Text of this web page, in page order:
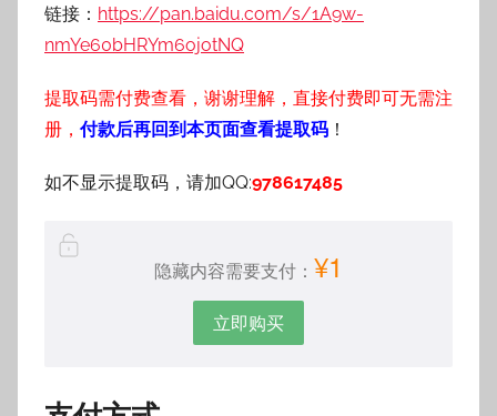
链接： https://pan.baidu.com/s/1A9w-
nmYe60bHRYm6ojotNQ
提取码需付费查看，谢谢理解，直接付费即可无需注
册， 付款后再回到本页面查看提取码 ！
如不显示提取码，请加QQ:978617485
隐藏内容需要支付： ¥1
立即购买